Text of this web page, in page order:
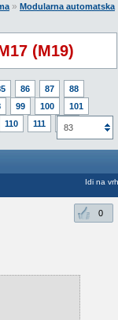
» Modularna automatska
(M19)
86 87
88
99 100
101
110 111
112
83
Idi na vrh
0